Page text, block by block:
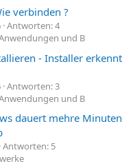
verbinden ?
Antworten: 4
und B
- Installer erkennt
Antworten: 3
und B
dauert mehre Minuten
Antworten: 5